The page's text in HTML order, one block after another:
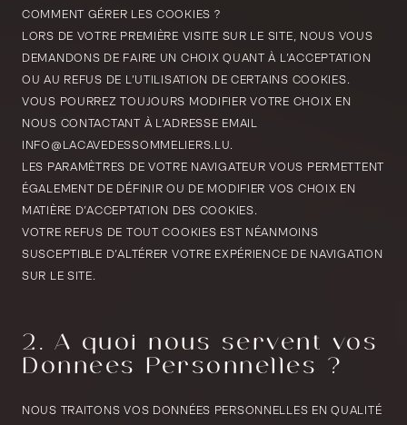
COMMENT GÉRER LES COOKIES ?
LORS DE VOTRE PREMIÈRE VISITE SUR LE SITE, NOUS VOUS
DEMANDONS DE FAIRE UN CHOIX QUANT À L’ACCEPTATION
OU AU REFUS DE L’UTILISATION DE CERTAINS COOKIES.
VOUS POURREZ TOUJOURS MODIFIER VOTRE CHOIX EN
NOUS CONTACTANT À L’ADRESSE EMAIL
INFO@LACAVEDESSOMMELIERS.LU.
LES PARAMÈTRES DE VOTRE NAVIGATEUR VOUS PERMETTENT
ÉGALEMENT DE DÉFINIR OU DE MODIFIER VOS CHOIX EN
MATIÈRE D’ACCEPTATION DES COOKIES.
VOTRE REFUS DE TOUT COOKIES EST NÉANMOINS
SUSCEPTIBLE D’ALTÉRER VOTRE EXPÉRIENCE DE NAVIGATION
SUR LE SITE.
2. À quoi nous servent vos
Données Personnelles ?
NOUS TRAITONS VOS DONNÉES PERSONNELLES EN QUALITÉ